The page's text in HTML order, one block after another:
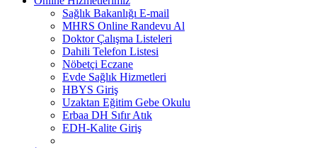
Sağlık Bakanlığı E-mail
MHRS Online Randevu Al
Doktor Çalışma Listeleri
Dahili Telefon Listesi
Nöbetçi Eczane
Evde Sağlık Hizmetleri
HBYS Giriş
Uzaktan Eğitim Gebe Okulu
Erbaa DH Sıfır Atık
EDH-Kalite Giriş